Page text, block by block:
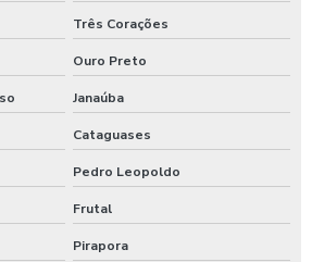
portátil
automotiva
Três Corações
Ouro Preto
Janaúba
Cataguases
Pedro Leopoldo
Frutal
Pirapora